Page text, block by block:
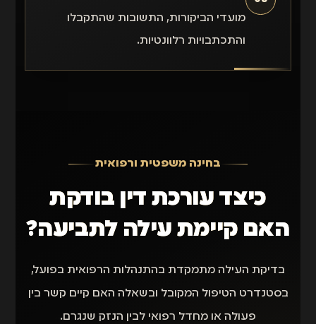
מועדי הביקורות, התשובות שהתקבלו
והתכתבויות רלוונטיות.
בחינה משפטית ורפואית
כיצד עורכת דין בודקת
האם קיימת עילה לתביעה?
בדיקת העילה מתמקדת בהתנהלות הרפואית בפועל,
בסטנדרט הטיפול המקובל ובשאלה האם קיים קשר בין
פעולה או מחדל רפואי לבין הנזק שנגרם.